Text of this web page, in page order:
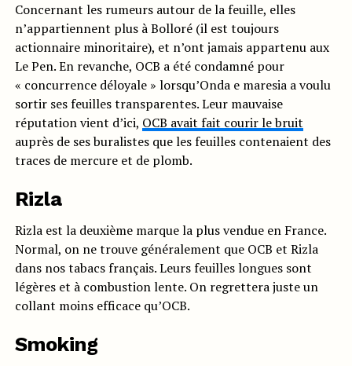
Concernant les rumeurs autour de la feuille, elles
n’appartiennent plus à Bolloré (il est toujours
actionnaire minoritaire), et n’ont jamais appartenu aux
Le Pen. En revanche, OCB a été condamné pour
« concurrence déloyale » lorsqu’Onda e maresia a voulu
sortir ses feuilles transparentes. Leur mauvaise
réputation vient d’ici, OCB avait fait courir le bruit
auprès de ses buralistes que les feuilles contenaient des
traces de mercure et de plomb.
Rizla
Rizla est la deuxième marque la plus vendue en France.
Normal, on ne trouve généralement que OCB et Rizla
dans nos tabacs français. Leurs feuilles longues sont
légères et à combustion lente. On regrettera juste un
collant moins efficace qu’OCB.
Smoking